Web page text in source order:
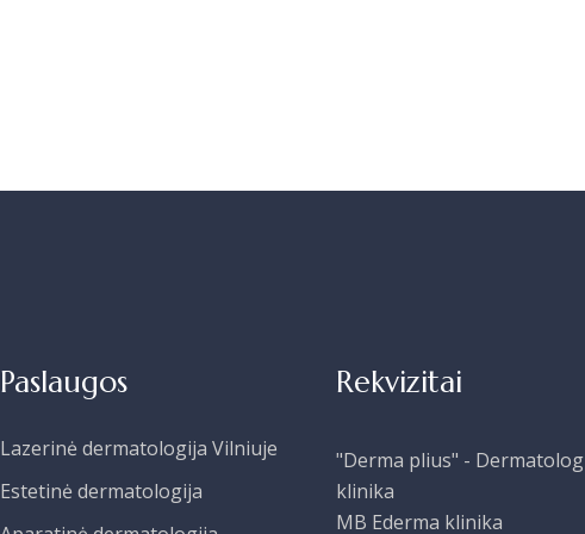
Paslaugos
Lazerinė dermatologija Vilniuje
Estetinė dermatologija
Rekvizitai
"Derma plius" -
klinika
MB Ederma klinika